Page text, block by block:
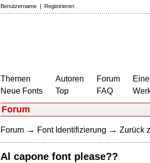
Benutzername | Registrieren
Themen
Neue Fonts
Autoren
Top
Forum
FAQ
Forum
Forum → Font Identifizierung → Zurück
Al capone font please??